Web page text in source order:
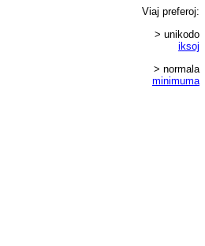
Viaj preferoj:
> unikodo
iksoj
> normala
minimuma